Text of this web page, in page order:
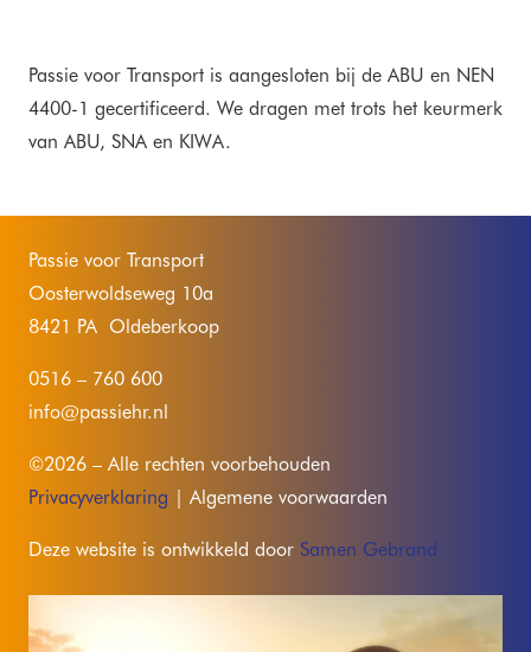
Passie voor Transport is aangesloten bij de ABU en NEN
4400-1 gecertificeerd. We dragen met trots het keurmerk
van ABU, SNA en KIWA.
Passie voor Transport
Oosterwoldseweg 10a
8421 PA Oldeberkoop
0516 – 760 600
info@passiehr.nl
©2026 – Alle rechten voorbehouden
Privacyverklaring | Algemene voorwaarden
Deze website is ontwikkeld door Samen Gebrand